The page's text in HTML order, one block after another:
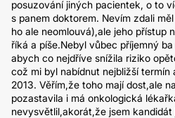
posuzování jiných pacientek, o to
s panem doktorem. Nevím zdali
ho ale neomlouvá),ale jeho přístup
říká a píše.Nebyl vůbec příjemný
abych co nejdříve snížila riziko
což mi byl nabídnut nejbližší termín
2013. Věřím,že toho mají dost,ale
pozastavila i má onkologická
nevysvětlil,akorát,že jsem